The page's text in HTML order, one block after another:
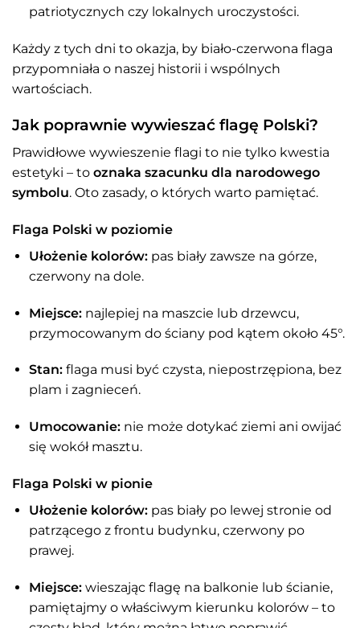
patriotycznych czy lokalnych uroczystości.
Każdy z tych dni to okazja, by biało-czerwona flaga
przypomniała o naszej historii i wspólnych
wartościach.
Jak poprawnie wywieszać flagę Polski?
Prawidłowe wywieszenie flagi to nie tylko kwestia
estetyki – to oznaka szacunku dla narodowego
symbolu. Oto zasady, o których warto pamiętać.
Flaga Polski w poziomie
Ułożenie kolorów:pas biały zawsze na górze,
czerwony na dole.
Miejsce:najlepiej na maszcie lub drzewcu,
przymocowanym do ściany pod kątem około 45°.
Stan:flaga musi być czysta, niepostrzępiona, bez
plam i zagnieceń.
Umocowanie:nie może dotykać ziemi ani owijać
się wokół masztu.
Flaga Polski w pionie
Ułożenie kolorów:pas biały po lewej stronie od
patrzącego z frontu budynku, czerwony po
prawej.
Miejsce:wieszając flagę na balkonie lub ścianie,
pamiętajmy o właściwym kierunku kolorów – to